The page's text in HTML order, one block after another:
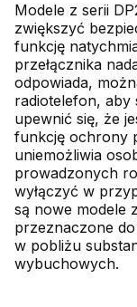
Modele z serii
zwiększyć
funkcję
przełącznika
odpowiada,
radiotelefon, aby
upewnić się, że
funkcję ochrony
uniemożliwia
prowadzonych
wyłączyć w
są nowe modele
przeznaczone
w pobliżu
wybuchowych.